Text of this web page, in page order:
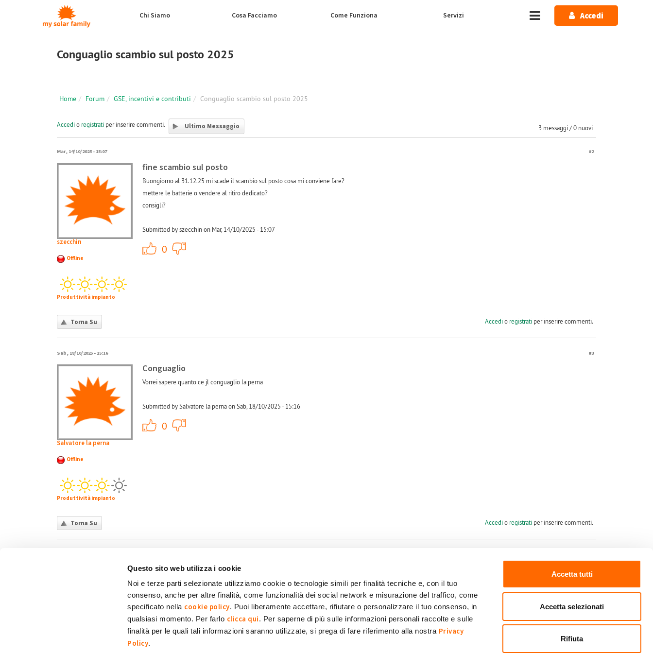
Questo sito web utilizza i cookie
Noi e terze parti selezionate utilizziamo cookie o tecnologie simili per finalità tecniche e, con il tuo
consenso, anche per altre finalità, come funzionalità dei social network e misurazione del traffico, come
specificato nella cookie policy. Puoi liberamente accettare, rifiutare o personalizzare il tuo consenso, in
qualsiasi momento. Per farlo clicca qui. Per saperne di più sulle informazioni personali raccolte e sulle
finalità per le quali tali informazioni saranno utilizzate, si prega di fare riferimento alla nostra Privacy
Policy.
Accetta tutti
Accetta selezionati
Rifiuta
Salta al contenuto principale
Chi Siamo Cosa Facciamo Come Funziona Servizi Accedi
Conguaglio scambio sul posto 2025
Home Forum GSE, incentivi e contributi Conguaglio scambio sul posto 2025
3 messaggi / 0 nuovi
Accedio registrati per inserire commenti. Ultimo Messaggio
Mar, 14/10/2025 - 15:07 #2
szecchin
Offline
Produttività impianto
fine scambio sul posto
Buongiorno al 31.12.25 mi scade il scambio sul posto cosa mi conviene fare?
mettere le batterie o vendere al ritiro dedicato?
consigli?
Submitted by szecchin on Mar, 14/10/2025 - 15:07
0
Torna Su Accedio registratiper inserire commenti.
Sab, 18/10/2025 - 15:16 #3
Salvatore la perna
Offline
Produttività impianto
Conguaglio
Vorrei sapere quanto ce jl conguaglio la perna
Submitted by Salvatore la perna on Sab, 18/10/2025 - 15:16
0
Torna Su Accedio registratiper inserire commenti.
Contatti Privacy policy Cookie Dichiarazione di accessibilità POR FESR 2014-2020
My Solar Family è un marchio di Eni Plenitude SpA Società Benefit
Via Giovanni Lorenzini, 4
POWERED BY: